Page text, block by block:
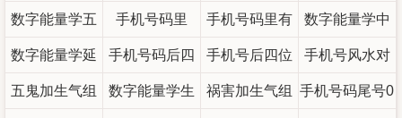
人辛苦？
场性格与财富
事业全解析
号越用越旺 破财的数字能 学揭秘感情中
的暗示密码
评：女性手机
号为何要避开
13与19
理完整版详解
数字背后的吉
凶规律
水，豹子号迷
思
数字18和81
数字能量学五
鬼能量高的人
手机号码里
的“天医延年”磁
场组合，为什
手机号码里有
这组数字，小
心人际“翻车”又
数字能量学中
的“天医”磁场到
底管用吗？
数字能量学延
年磁场是什么
手机号码后四
位吉利数对照
手机号后四位
吉数对照表
手机号风水对
照表最全
五鬼加生气组 数字能量学生 祸害加生气组 手机号码尾号0